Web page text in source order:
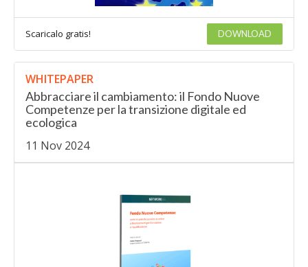
Scaricalo gratis! DOWNLOAD
WHITEPAPER
Abbracciare il cambiamento: il Fondo Nuove
Competenze per la transizione digitale ed
ecologica
11 Nov 2024